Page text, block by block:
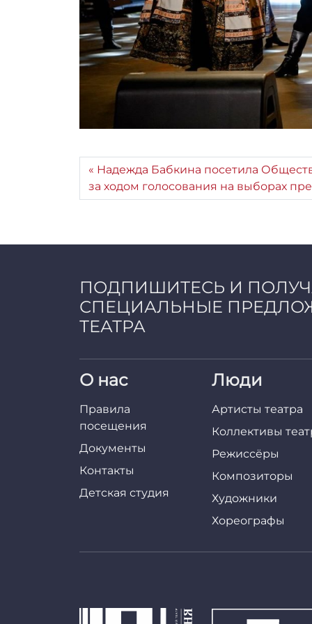
Надежда Бабкина посетила
за ходом голосования на выборах
ПОДПИШИТЕСЬ И
СПЕЦИАЛЬНЫЕ
ТЕАТРА
О нас
Правила
посещения
Документы
Контакты
Детская студия
Люди
Артисты театра
Коллективы
Режиссёры
Композиторы
Художники
Хореографы